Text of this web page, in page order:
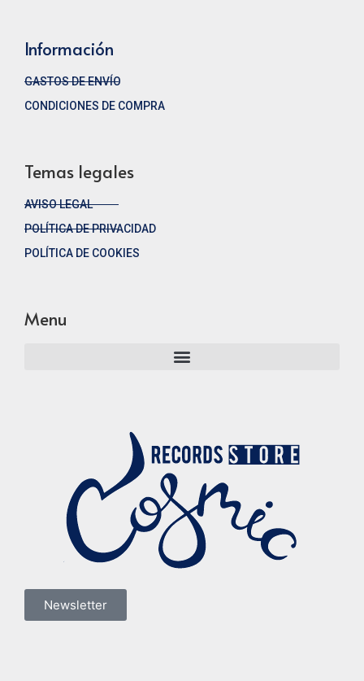
Información
GASTOS DE ENVÍO
CONDICIONES DE COMPRA
Temas legales
AVISO LEGAL
POLÍTICA DE PRIVACIDAD
POLÍTICA DE COOKIES
Menu
Newsletter